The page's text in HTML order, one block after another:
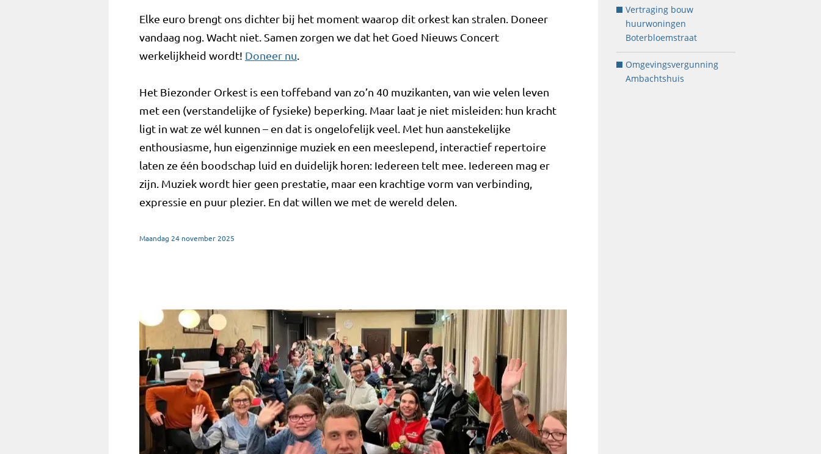
Elke euro brengt ons dichter bij het moment waarop dit orkest kan stralen. Doneer
vandaag nog. Wacht niet. Samen zorgen we dat het Goed Nieuws Concert
werkelijkheid wordt! Doneer nu
Het Biezonder Orkest is een toffeband van zo’n 40 muzikanten, van wie velen leven
met een (verstandelijke of fysieke) beperking. Maar laat je niet misleiden: hun kracht
ligt in wat ze wél kunnen – en dat is ongelofelijk veel. Met hun aanstekelijke
enthousiasme, hun eigenzinnige muziek en een meeslepend, interactief repertoire
laten ze één boodschap luid en duidelijk horen: Iedereen telt mee. Iedereen mag er
zijn. Muziek wordt hier geen prestatie, maar een krachtige vorm van verbinding,
expressie en puur plezier. En dat willen we met de wereld delen.
Maandag 24 november 2025
Vertraging bouw
huurwoningen
Boterbloemstraat
Omgevingsvergunning
Ambachtshuis